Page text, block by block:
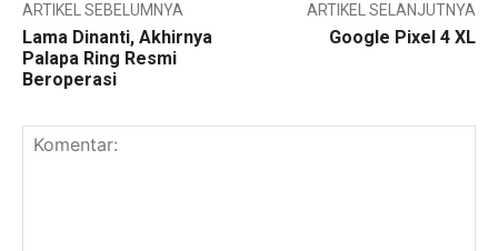
ARTIKEL SEBELUMNYA
Lama Dinanti, Akhirnya
Palapa Ring Resmi
Beroperasi
ARTIKEL SELANJUTNYA
Google Pixel 4 XL